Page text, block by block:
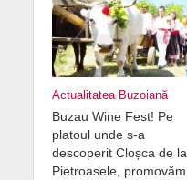
Actualitatea Buzoiană
Buzau Wine Fest! Pe
platoul unde s-a
descoperit Cloșca de la
Pietroasele, promovăm